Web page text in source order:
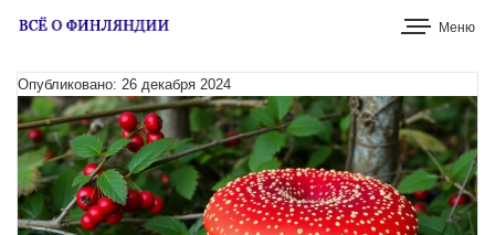
Меню
Опубликовано: 26 декабря 2024